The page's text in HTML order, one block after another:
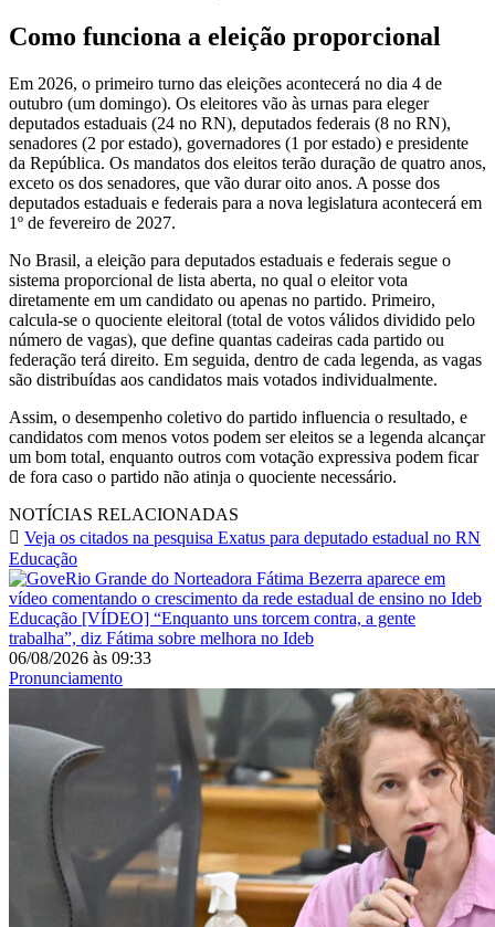
Como funciona a eleição proporcional
Em 2026, o primeiro turno das eleições acontecerá no dia 4 de
outubro (um domingo). Os eleitores vão às urnas para eleger
deputados estaduais (24 no RN), deputados federais (8 no RN),
senadores (2 por estado), governadores (1 por estado) e presidente
da República. Os mandatos dos eleitos terão duração de quatro anos,
exceto os dos senadores, que vão durar oito anos. A posse dos
deputados estaduais e federais para a nova legislatura acontecerá em
1º de fevereiro de 2027.
No Brasil, a eleição para deputados estaduais e federais segue o
sistema proporcional de lista aberta, no qual o eleitor vota
diretamente em um candidato ou apenas no partido. Primeiro,
calcula-se o quociente eleitoral (total de votos válidos dividido pelo
número de vagas), que define quantas cadeiras cada partido ou
federação terá direito. Em seguida, dentro de cada legenda, as vagas
são distribuídas aos candidatos mais votados individualmente.
Assim, o desempenho coletivo do partido influencia o resultado, e
candidatos com menos votos podem ser eleitos se a legenda alcançar
um bom total, enquanto outros com votação expressiva podem ficar
de fora caso o partido não atinja o quociente necessário.
NOTÍCIAS RELACIONADAS
Veja os citados na pesquisa Exatus para deputado estadual no RN
Educação
Educação [VÍDEO] “Enquanto uns torcem contra, a gente
trabalha”, diz Fátima sobre melhora no Ideb
06/08/2026 às 09:33
Pronunciamento